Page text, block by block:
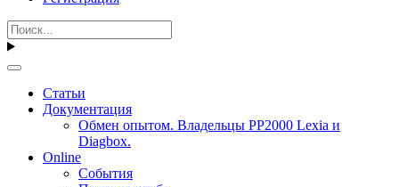
Статьи
Документация
Обмен опытом. Владельцы PP2000 Lexia и
Diagbox.
Online
События